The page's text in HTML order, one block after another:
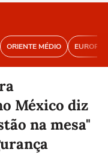
ORIENTE MÉDIO EUROPA
México diz
na mesa"